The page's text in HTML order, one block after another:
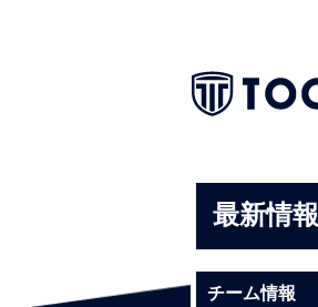
最新情報
チーム情報